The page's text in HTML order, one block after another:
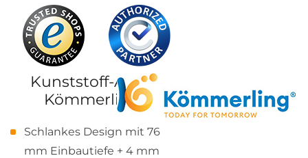
Kunststoff-Alu-PSK-Tür
Kömmerling 76 MD
Schlankes Design mit 76
mm Einbautiefe + 4 mm